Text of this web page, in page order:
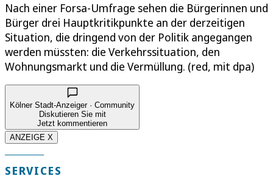
Nach einer Forsa-Umfrage sehen die Bürgerinnen und
Bürger drei Hauptkritikpunkte an der derzeitigen
Situation, die dringend von der Politik angegangen
werden müssten: die Verkehrssituation, den
Wohnungsmarkt und die Vermüllung. (red, mit dpa)
Kölner Stadt-Anzeiger · Community
Diskutieren Sie mit
Jetzt kommentieren
ANZEIGE X
SERVICES